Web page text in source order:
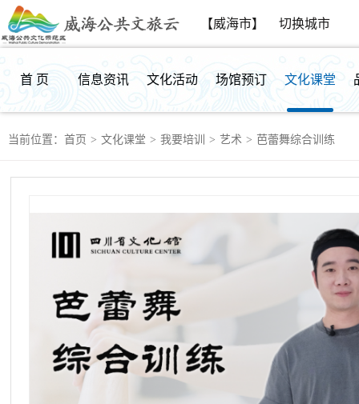
【威海市】 切换城市
首 页 信息资讯 文化活动 场馆预订 文化课堂
群众反馈
当前位置： 首页 > 文化课堂 > 我要培训 > 艺术 > 芭蕾舞综合训练